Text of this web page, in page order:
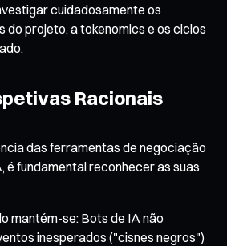
cuidadosamente os
do projeto, a tokenomics e os ciclos
Racionais
das ferramentas de negociação
é fundamental reconhecer as suas
mantém-se: Bots de IA não
inesperados ("cisnes negros")